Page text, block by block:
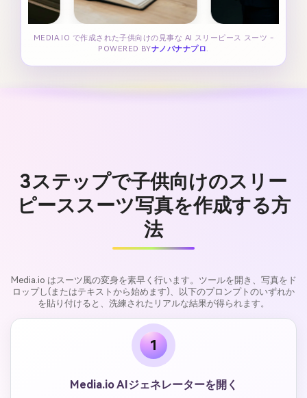
MEDIA.IO で作成された子供向けの見事な AI スリーピース スーツ -
POWERED BYナノバナナプロ.
3ステップで子供向けのスリー
ピーススーツ写真を作成する方
法
Media.io はスーツ風の変身を素早く行います。ツールを開き、写真をド
ロップし(またはテキストから始めます)、以下のプロンプトのいずれか
を貼り付けると、洗練されたリアルな結果が得られます。
1
Media.io AIジェネレーターを開く